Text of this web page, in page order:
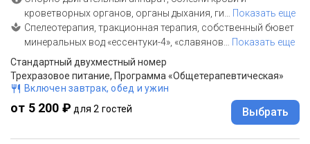
кроветворных органов, органы дыхания, ги
Показать еще
Спелеотерапия, тракционная терапия, собственный бювет
минеральных вод «ессентуки-4», «славянов
Показать еще
Стандартный двухместный номер
Трехразовое питание, Программа «Общетерапевтическая»
Включен завтрак, обед и ужин
от 5 200 ₽ для 2 гостей Выбрать